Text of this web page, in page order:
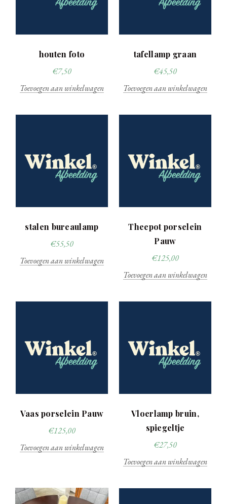
houten foto
€7,50
Toevoegen aan winkelwagen
tafellamp graan
€45,50
Toevoegen aan winkelwagen
stalen bureaulamp
€55,50
Toevoegen aan winkelwagen
Theepot porselein
Pauw
€125,00
Toevoegen aan winkelwagen
Vaas porselein Pauw
€125,00
Toevoegen aan winkelwagen
Vloerlamp bruin,
spiegeltje
€27,50
Toevoegen aan winkelwagen